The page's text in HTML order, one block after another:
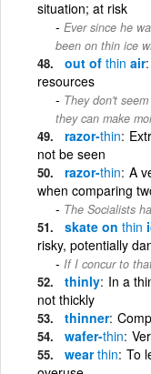
situation; at risk
Ever since he
been on thin ice
out of thin air
resources
They don't
they can make
razor-thin
not be seen
razor-thin A
when comparing
The Socialists
skate on thin
risky, potentially
If I concur to
thinly In a
not thickly
thinner
wafer-thin
wearthin To